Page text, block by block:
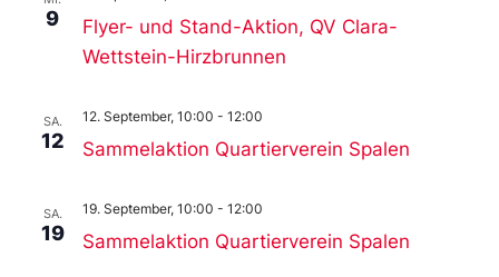
9
Flyer- und Stand-Aktion, QV Clara-
Wettstein-Hirzbrunnen
SA.
12 Sammelaktion Quartierverein Spalen
12. September, 10:00 - 12:00
SA.
19 Sammelaktion Quartierverein Spalen
19. September, 10:00 - 12:00